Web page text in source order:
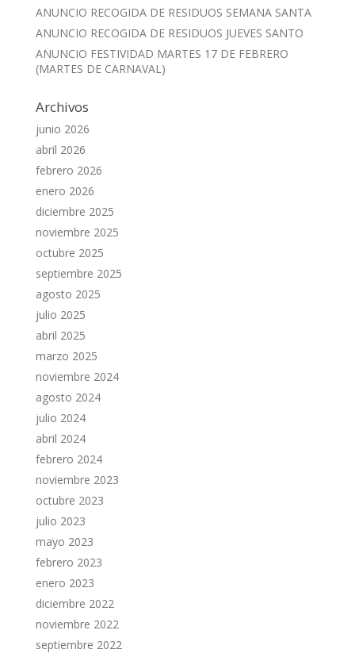
ANUNCIO RECOGIDA DE RESIDUOS SEMANA SANTA
ANUNCIO RECOGIDA DE RESIDUOS JUEVES SANTO
ANUNCIO FESTIVIDAD MARTES 17 DE FEBRERO
(MARTES DE CARNAVAL)
Archivos
junio 2026
abril 2026
febrero 2026
enero 2026
diciembre 2025
noviembre 2025
octubre 2025
septiembre 2025
agosto 2025
julio 2025
abril 2025
marzo 2025
noviembre 2024
agosto 2024
julio 2024
abril 2024
febrero 2024
noviembre 2023
octubre 2023
julio 2023
mayo 2023
febrero 2023
enero 2023
diciembre 2022
noviembre 2022
septiembre 2022